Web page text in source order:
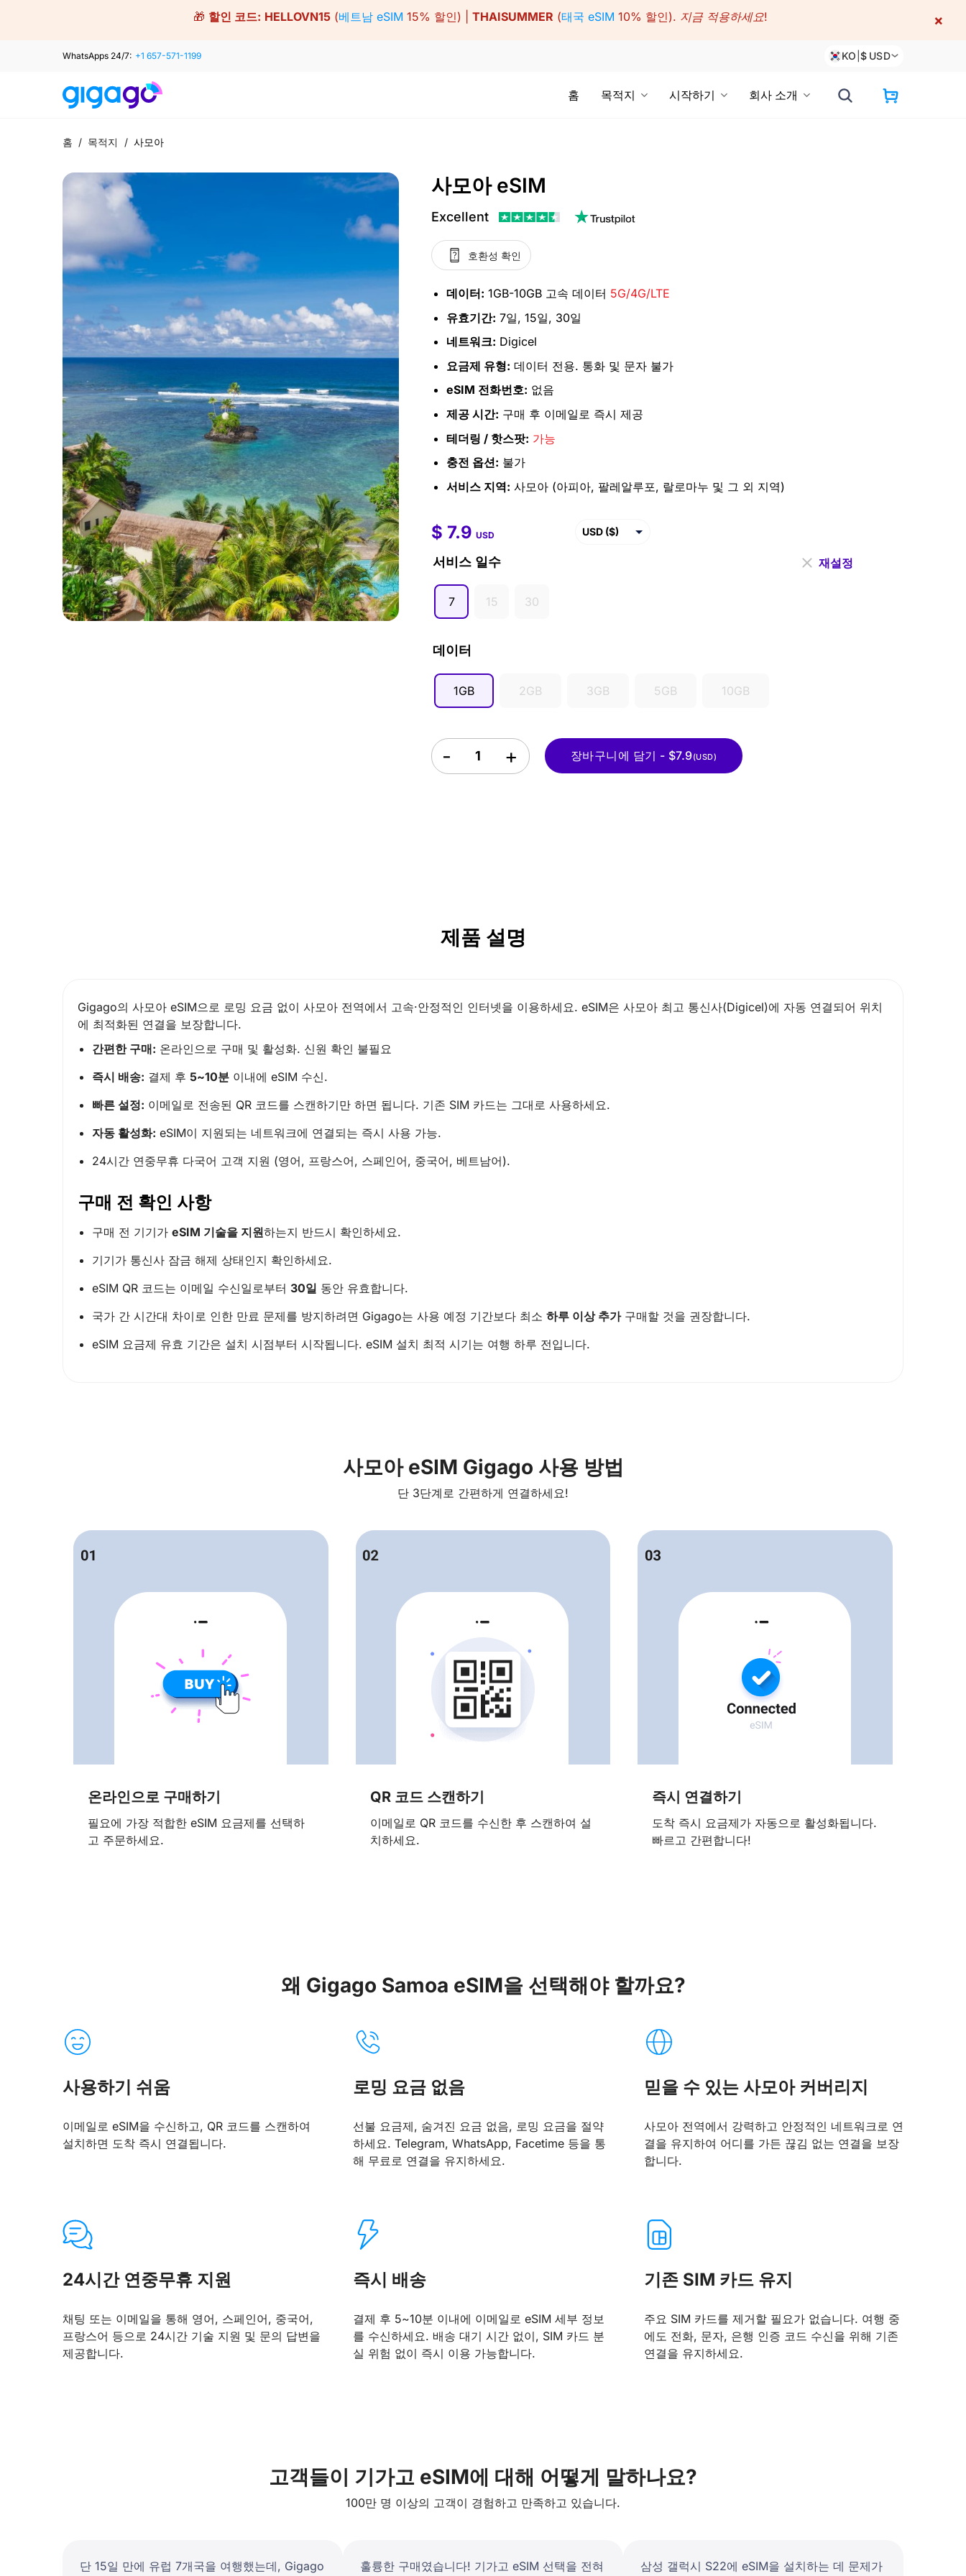
🎁 할인 코드: HELLOVN15(베트남 eSIM 15% 할인) | THAISUMMER (태국 eSIM 10% 할인). 지금 적용하세요! ×
WhatsApps 24/7: +1 657-571-1199 KO |$ USD
홈 목적지 시작하기 회사 소개
홈 / 목적지 / 사모아
사모아 eSIM
Excellent
호환성 확인
데이터: 1GB-10GB 고속 데이터 5G/4G/LTE
유효기간: 7일, 15일, 30일
네트워크: Digicel
요금제 유형: 데이터 전용. 통화 및 문자 불가
eSIM 전화번호: 없음
제공 시간: 구매 후 이메일로 즉시 제공
테더링 / 핫스팟: 가능
충전 옵션: 불가
서비스 지역: 사모아 (아피아, 팔레알루포, 랄로마누 및 그 외 지역)
$ 7.9 –$ USD ($)
서비스 일수
7 15 30
데이터
1GB 2GB 3GB 5GB 10GB
재설정
$ 7.9 USD
사모아 eSIM quantity
장바구니에 담기 - $7.9(USD)
제품 설명
Gigago의 사모아 eSIM으로 로밍 요금 없이 사모아 전역에서 고속·안정적인 인터넷을 이용하세요. eSIM은 사모아 최고 통신사(Digicel)에 자동 연결되어 위치
에 최적화된 연결을 보장합니다.
간편한 구매: 온라인으로 구매 및 활성화. 신원 확인 불필요
즉시 배송: 결제 후 5~10분 이내에 eSIM 수신.
빠른 설정: 이메일로 전송된 QR 코드를 스캔하기만 하면 됩니다. 기존 SIM 카드는 그대로 사용하세요.
자동 활성화: eSIM이 지원되는 네트워크에 연결되는 즉시 사용 가능.
24시간 연중무휴 다국어 고객 지원 (영어, 프랑스어, 스페인어, 중국어, 베트남어).
구매 전 확인 사항
구매 전 기기가 eSIM 기술을 지원하는지 반드시 확인하세요.
기기가 통신사 잠금 해제 상태인지 확인하세요.
eSIM QR 코드는 이메일 수신일로부터 30일 동안 유효합니다.
국가 간 시간대 차이로 인한 만료 문제를 방지하려면 Gigago는 사용 예정 기간보다 최소 하루 이상 추가구매할 것을 권장합니다.
eSIM 요금제 유효 기간은 설치 시점부터 시작됩니다. eSIM 설치 최적 시기는 여행 하루 전입니다.
사모아 eSIM Gigago 사용 방법
단 3단계로 간편하게 연결하세요!
온라인으로 구매하기
필요에 가장 적합한 eSIM 요금제를 선택하
고 주문하세요.
QR 코드 스캔하기
이메일로 QR 코드를 수신한 후 스캔하여 설
치하세요.
즉시 연결하기
도착 즉시 요금제가 자동으로 활성화됩니다.
빠르고 간편합니다!
왜 Gigago Samoa eSIM을 선택해야 할까요?
사용하기 쉬움
이메일로 eSIM을 수신하고, QR 코드를 스캔하여
설치하면 도착 즉시 연결됩니다.
로밍 요금 없음
선불 요금제, 숨겨진 요금 없음, 로밍 요금을 절약
하세요. Telegram, WhatsApp, Facetime 등을 통
해 무료로 연결을 유지하세요.
믿을 수 있는 사모아 커버리지
사모아 전역에서 강력하고 안정적인 네트워크로 연
결을 유지하여 어디를 가든 끊김 없는 연결을 보장
합니다.
24시간 연중무휴 지원
채팅 또는 이메일을 통해 영어, 스페인어, 중국어,
프랑스어 등으로 24시간 기술 지원 및 문의 답변을
제공합니다.
즉시 배송
결제 후 5~10분 이내에 이메일로 eSIM 세부 정보
를 수신하세요. 배송 대기 시간 없이, SIM 카드 분
실 위험 없이 즉시 이용 가능합니다.
기존 SIM 카드 유지
주요 SIM 카드를 제거할 필요가 없습니다. 여행 중
에도 전화, 문자, 은행 인증 코드 수신을 위해 기존
연결을 유지하세요.
고객들이 기가고 eSIM에 대해 어떻게 말하나요?
100만 명 이상의 고객이 경험하고 만족하고 있습니다.
단 15일 만에 유럽 7개국을 여행했는데, Gigago 훌륭한 구매였습니다! 기가고 eSIM 선택을 전혀 삼성 갤럭시 S22에 eSIM을 설치하는 데 문제가